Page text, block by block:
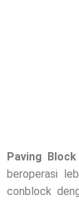
Paving
beroperasi
conblock